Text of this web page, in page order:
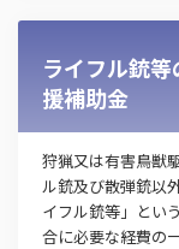
ライフル銃
援補助金
狩猟又は有害鳥獣
ル銃及び散弾銃以
イフル銃等」とい
合に必要な経費の